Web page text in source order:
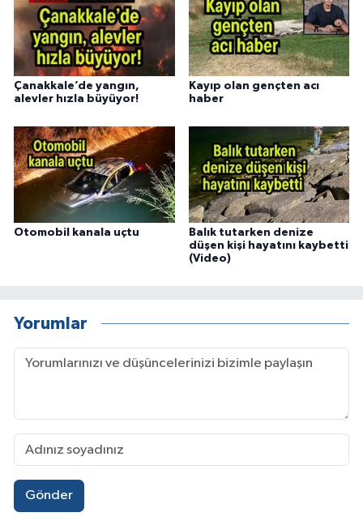
Çanakkale’de yangın,
alevler hızla büyüyor!
Kayıp olan gençten acı
haber
Otomobil kanala uçtu
Balık tutarken denize
düşen kişi hayatını kaybetti
(Video)
Yorumlar
Gönder